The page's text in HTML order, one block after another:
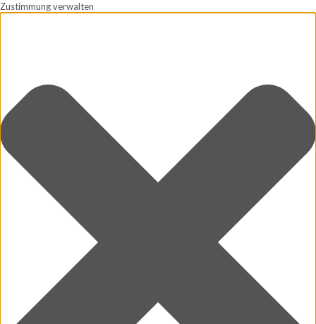
Zustimmung verwalten